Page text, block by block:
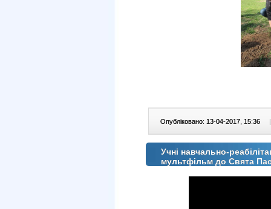
Опубліковано: 13-04-2017, 15:36 |
Учні навчально-
мультфільм до Свята